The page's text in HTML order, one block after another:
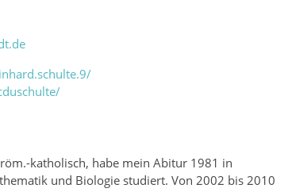
katholisch, habe mein Abitur 1981 in
und Biologie studiert. Von 2002 bis 2010